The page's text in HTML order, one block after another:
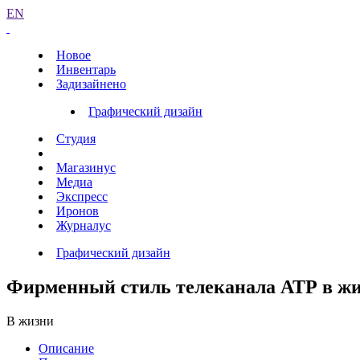
EN
Новое
Инвентарь
Задизайнено
Графический дизайн
Студия
Магазинус
Медиа
Экспресс
Иронов
Журналус
Графический дизайн
Фирменный стиль телеканала АТР в
В жизни
Описание